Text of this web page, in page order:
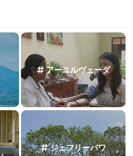
アーユルヴェーダ
ジェフリーバワ